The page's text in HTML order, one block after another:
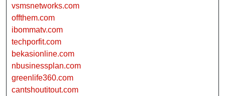
vsmsnetworks.com
offthem.com
ibommatv.com
techporfit.com
bekasionline.com
nbusinessplan.com
greenlife360.com
cantshoutitout.com